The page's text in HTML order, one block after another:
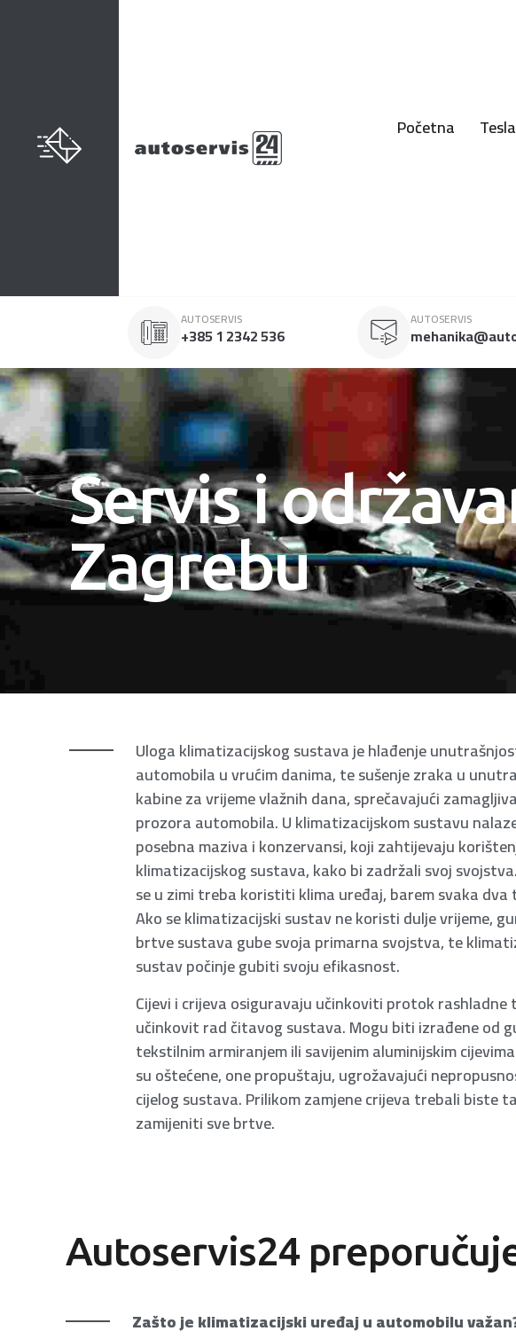
Početna Tesla
AUTOSERVIS
+385 1 2342 536
AUTOSERVIS
Servis i
Zagrebu
Uloga klimatizacijskog sustava je hlađenje
automobila u vrućim danima, te sušenje zraka u
kabine za vrijeme vlažnih dana, sprečavajući
prozora automobila. U klimatizacijskom sustavu
posebna maziva i konzervansi, koji zahtijevaju
klimatizacijskog sustava, kako bi zadržali svoj
se u zimi treba koristiti klima uređaj, barem svaka dva
Ako se klimatizacijski sustav ne koristi dulje vrijeme,
brtve sustava gube svoja primarna svojstva, te
sustav počinje gubiti svoju efikasnost.
Cijevi i crijeva osiguravaju učinkoviti protok rashladne
učinkovit rad čitavog sustava. Mogu biti izrađene od
tekstilnim armiranjem ili savijenim aluminijskim
su oštećene, one propuštaju, ugrožavajući
cijelog sustava. Prilikom zamjene crijeva trebali biste
zamijeniti sve brtve.
Autoservis24
Zašto je klimatizacijski uređaj u automobilu